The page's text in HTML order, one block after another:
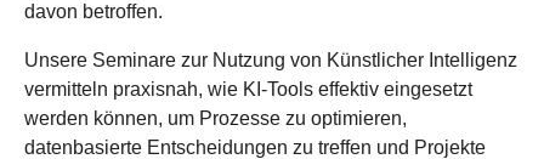
davon betroffen.
Unsere Seminare zur Nutzung von Künstlicher Intelligenz
vermitteln praxisnah, wie KI-Tools effektiv eingesetzt
werden können, um Prozesse zu optimieren,
datenbasierte Entscheidungen zu treffen und Projekte